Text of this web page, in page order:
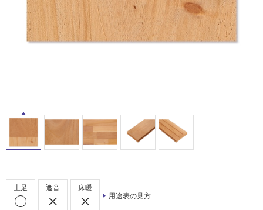
土足 遮音
床暖
用途表の見方
屋
床・
床・
駐